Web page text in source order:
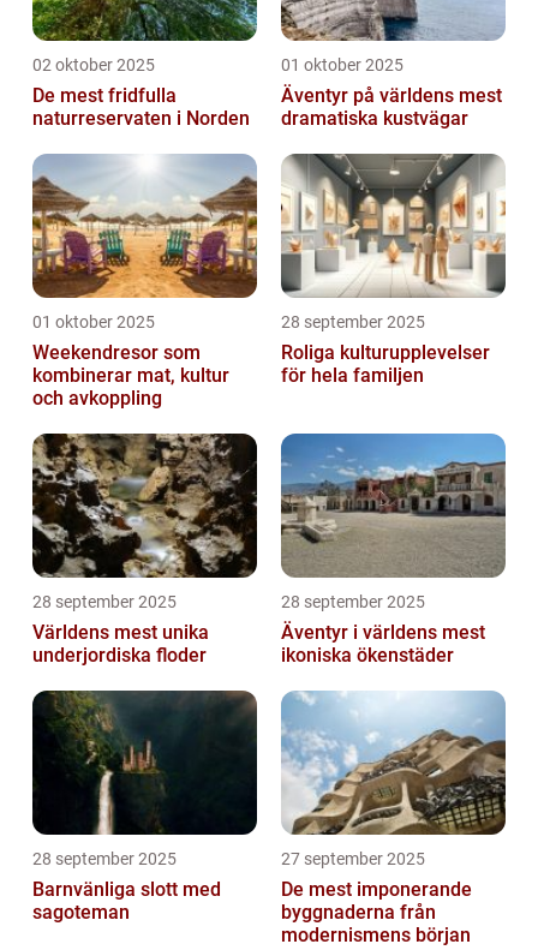
02 oktober 2025
De mest fridfulla
naturreservaten i Norden
01 oktober 2025
Äventyr på världens mest
dramatiska kustvägar
01 oktober 2025
Weekendresor som
kombinerar mat, kultur
och avkoppling
28 september 2025
Roliga kulturupplevelser
för hela familjen
28 september 2025
Världens mest unika
underjordiska floder
28 september 2025
Äventyr i världens mest
ikoniska ökenstäder
28 september 2025
Barnvänliga slott med
sagoteman
27 september 2025
De mest imponerande
byggnaderna från
modernismens början